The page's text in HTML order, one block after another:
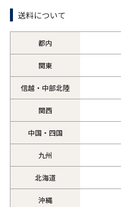
送料について
都内
関東
信越・中部北陸
関西
中国・四国
九州
北海道
沖縄